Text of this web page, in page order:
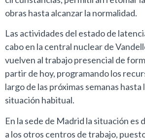
obras hasta alcanzar la normalidad.
Las actividades del estado de
cabo en la central nuclear de
vuelven al trabajo presencial de
partir de hoy, programando los
largo de las próximas semanas hasta
situación habitual.
En la sede de Madrid la situación
a los otros centros de trabajo,